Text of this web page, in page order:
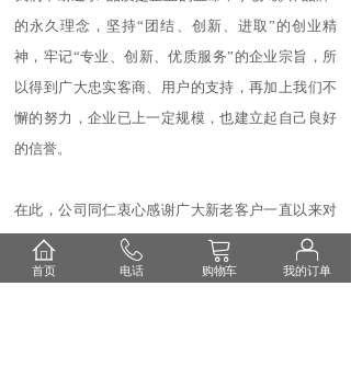
的永久理念，坚持“团结、创新、进取”的创业精
神，牢记“专业、创新、优质服务”的企业宗旨，所
以得到广大忠实客商、用户的支持，再加上我们不
懈的努力，企业已上一定规模，也建立起自己良好
的信誉。
在此，公司同仁衷心感谢广大新老客户一直以来对
我们的支持与信赖，今后继续有你们的支持是“琥
珀”可持续发展壮大的保证，同时我们也会以优质的
首页 电话 购物车 我的订单